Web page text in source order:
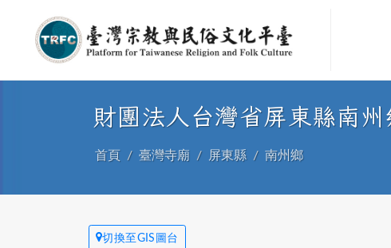
財團法人台灣省屏東縣南
首頁 臺灣寺廟 屏東縣 南州鄉
切換至GIS圖台